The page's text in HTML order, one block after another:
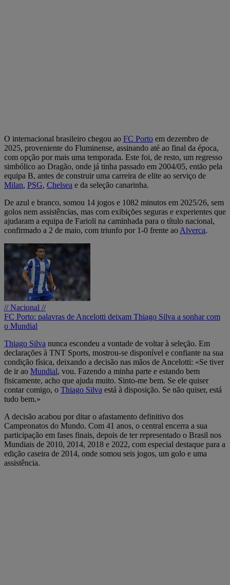
O internacional brasileiro chegou ao FC Porto em dezembro de
2025, proveniente do Fluminense, assinando até ao final da época,
com opção por mais uma temporada. Este foi, de resto, um regresso
simbólico ao Dragão, onde já tinha passado em 2004/05, então pela
equipa B, antes de construir uma carreira de elite ao serviço de
Milan, PSG, Chelsea e da seleção canarinha.
De azul e branco, somou 14 jogos e 1082 minutos em 2025/26, sem
golos nem assistências, mas com exibições seguras e experientes que
ajudaram a equipa de Farioli na caminhada para o título nacional,
confirmado a 2 de maio, com triunfo por 1-0 frente ao Alverca.
// Nacional //
FC Porto: palavras de Ancelotti deixam Thiago Silva a sonhar com
o Mundial
Thiago Silva nunca escondeu a vontade de voltar à seleção. Em
declarações à TNT Sports, mostrou-se disponível e confiante na sua
condição física, deixando a decisão nas mãos de Ancelotti: «Se tiver
de ir ao Mundial, vou. Fazendo a minha parte e estando bem
fisicamente, acho que ajuda muito. Sinto-me bem. Se ele quiser
contar comigo, o Thiago Silva está à disposição. Se não quiser, está
tudo bem.»
A decisão acabou por ditar o afastamento definitivo dos
Campeonatos do Mundo. Com 41 anos, o central encerra a sua
participação em fases finais, depois de ter representado o Brasil nos
Mundiais de 2010, 2014, 2018 e 2022, com especial destaque para a
edição caseira de 2014, onde somou seis jogos, um golo e uma
assistência.